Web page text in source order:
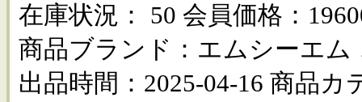
在庫状況： 50 会員価格：
商品ブランド：エムシーエム
出品時間：2025-04-16 商品